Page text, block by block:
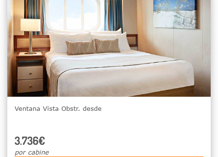
Ventana Vista Obstr. desde
3.736€
por cabine